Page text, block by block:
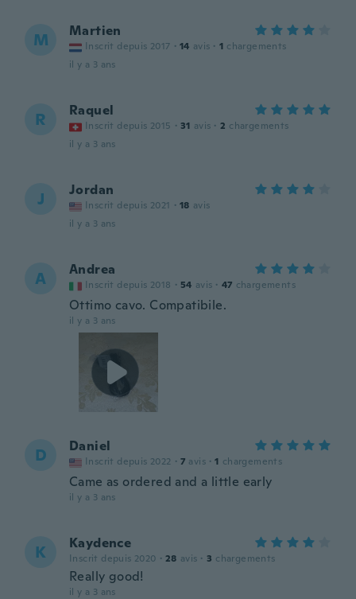
M Martien
Inscrit depuis 2017 · 14 avis · 1 chargements
il y a 3 ans
R Raquel
Inscrit depuis 2015 · 31 avis · 2 chargements
il y a 3 ans
J Jordan
Inscrit depuis 2021 · 18 avis
il y a 3 ans
A Andrea
Inscrit depuis 2018 · 54 avis · 47 chargements
Ottimo cavo. Compatibile.
il y a 3 ans
D Daniel
Inscrit depuis 2022 · 7 avis · 1 chargements
Came as ordered and a little early
il y a 3 ans
K Kaydence
Inscrit depuis 2020 · 28 avis · 3 chargements
Really good!
il y a 3 ans